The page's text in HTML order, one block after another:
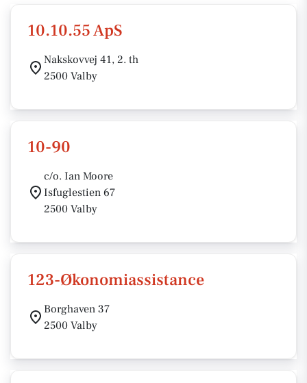
10.10.55 ApS
Nakskovvej 41, 2. th
2500 Valby
10-90
c/o. Ian Moore
Isfuglestien 67
2500 Valby
123-Økonomiassistance
Borghaven 37
2500 Valby